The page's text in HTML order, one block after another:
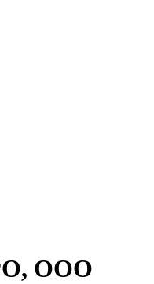
ООО